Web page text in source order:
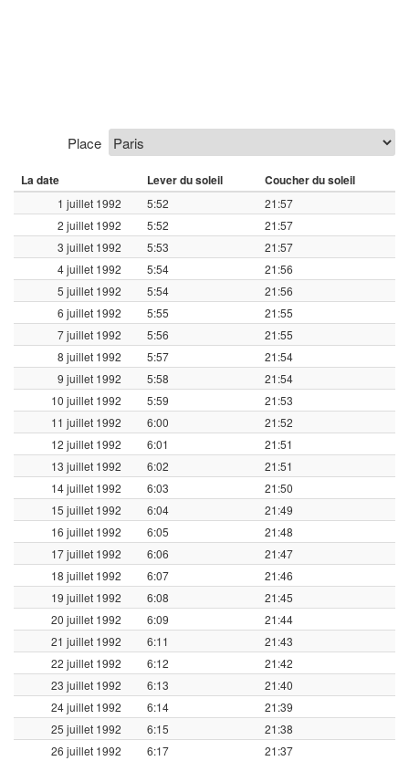
Place
La date Lever du soleil Coucher du soleil
1 juillet 1992 5:52
21:57
2 juillet 1992
5:52
21:57
3 juillet 1992
5:53
21:57
4 juillet 1992
5:54
21:56
5 juillet 1992
5:54
21:56
6 juillet 1992
5:55
21:55
7 juillet 1992
5:56
21:55
8 juillet 1992
5:57
21:54
9 juillet 1992
5:58
21:54
10 juillet 1992
5:59
21:53
11 juillet 1992
6:00
21:52
12 juillet 1992
6:01
21:51
13 juillet 1992
6:02
21:51
14 juillet 1992
6:03
21:50
15 juillet 1992
6:04
21:49
16 juillet 1992
6:05
21:48
17 juillet 1992
6:06
21:47
18 juillet 1992
6:07
21:46
19 juillet 1992
6:08
21:45
20 juillet 1992
6:09
21:44
21 juillet 1992
6:11
21:43
22 juillet 1992
6:12
21:42
23 juillet 1992
6:13
21:40
24 juillet 1992
6:14
21:39
25 juillet 1992
6:15
21:38
26 juillet 1992
6:17
21:37